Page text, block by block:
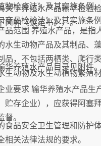
物检疫法》及其实施条例
商品检验法》及其实施条例
关于养殖水产品输华检验
简称《议定书》）。
品范围 养殖水产品，是指
水生动物产品及其制品、
品，不包括两栖类、爬行
生动物及水生动植物繁殖材
华养殖水产品目录见附件。
业要求 输华养殖水产品生
贮存企业），应获得阿塞
督。
食品安全卫生管理和防护
相关法律法规的要求。